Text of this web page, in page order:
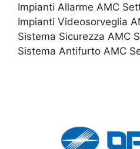
Impianti Allarme AMC
Impianti Videosorveglia
Sistema Sicurezza AMC
Sistema Antifurto AMC